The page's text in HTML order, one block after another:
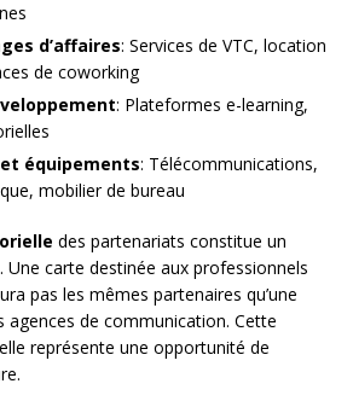
d’affaires: Services de VTC, location
de coworking
: Plateformes e-learning,
équipements: Télécommunications,
mobilier de bureau
des partenariats constitue un
Une carte destinée aux professionnels
pas les mêmes partenaires qu’une
agences de communication. Cette
représente une opportunité de